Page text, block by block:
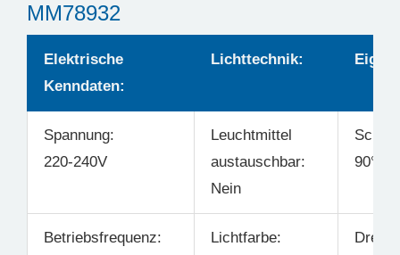
MM78932
Elektrische
Kenndaten:
Lichttechnik:
Spannung:
220-240V
Leuchtmittel
austauschbar:
Nein
90°
Betriebsfrequenz:
Lichtfarbe: